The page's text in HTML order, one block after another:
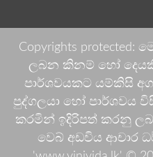
Copyrights
ලබන කිනම් හෝ
පාර්ශවයකට යම්කිසි
පුද්ගලයා හෝ පාර්ශවය
කරමින් ඉදිරිපත් කරනු
වෙබ් අඩවිය ආචාර